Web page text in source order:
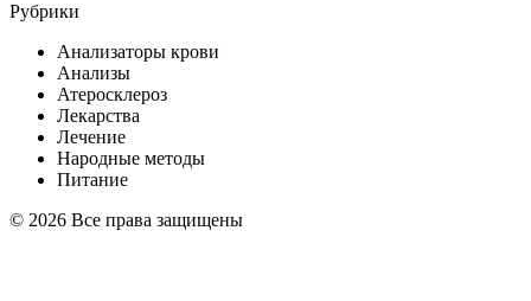
Рубрики
Анализаторы крови
Анализы
Атеросклероз
Лекарства
Лечение
Народные методы
Питание
© 2026 Все права защищены